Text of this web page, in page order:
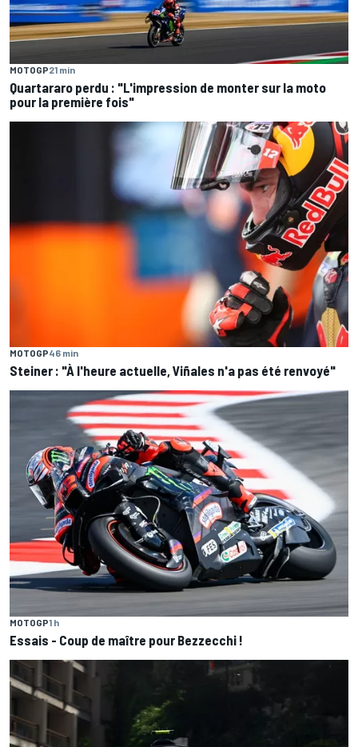
MOTOGP21 min
Quartararo perdu : "L'impression de monter sur la moto
pour la première fois"
MOTOGP46 min
Steiner : "À l'heure actuelle, Viñales n'a pas été renvoyé"
MOTOGP1 h
Essais - Coup de maître pour Bezzecchi !